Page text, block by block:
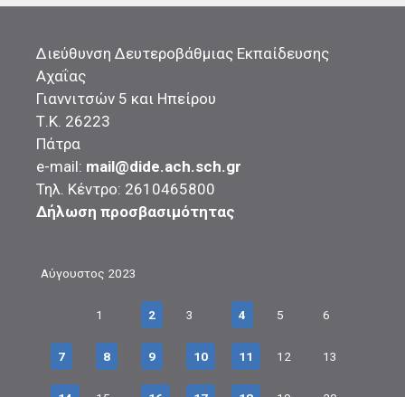
Διεύθυνση Δευτεροβάθμιας Εκπαίδευσης
Αχαΐας
Γιαννιτσών 5 και Ηπείρου
Τ.Κ. 26223
Πάτρα
e-mail: mail@dide.ach.sch.gr
Τηλ. Κέντρο: 2610465800
Δήλωση προσβασιμότητας
Αύγουστος 2023
1 2 3 4 5 6
7 8 9 10 11 12 13